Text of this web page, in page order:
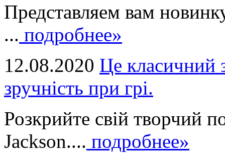
Представляем вам
... подробнее»
12.08.2020 Це класичний
зручність при грі.
Розкрийте свій творчий
Jackson.... подробнее»